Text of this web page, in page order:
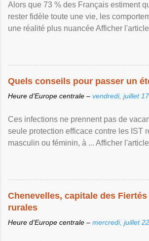
Alors que 73 % des Français estiment
rester fidèle toute une vie, les
une réalité plus nuancée Afficher
Quels conseils pour passer un
Heure d’Europe centrale – vendredi, juillet
Ces infections ne prennent pas de
seule protection efficace contre les IST
masculin ou féminin, à ... Afficher
Chenevelles, capitale des Fiertés
rurales
Heure d’Europe centrale – mercredi, juillet